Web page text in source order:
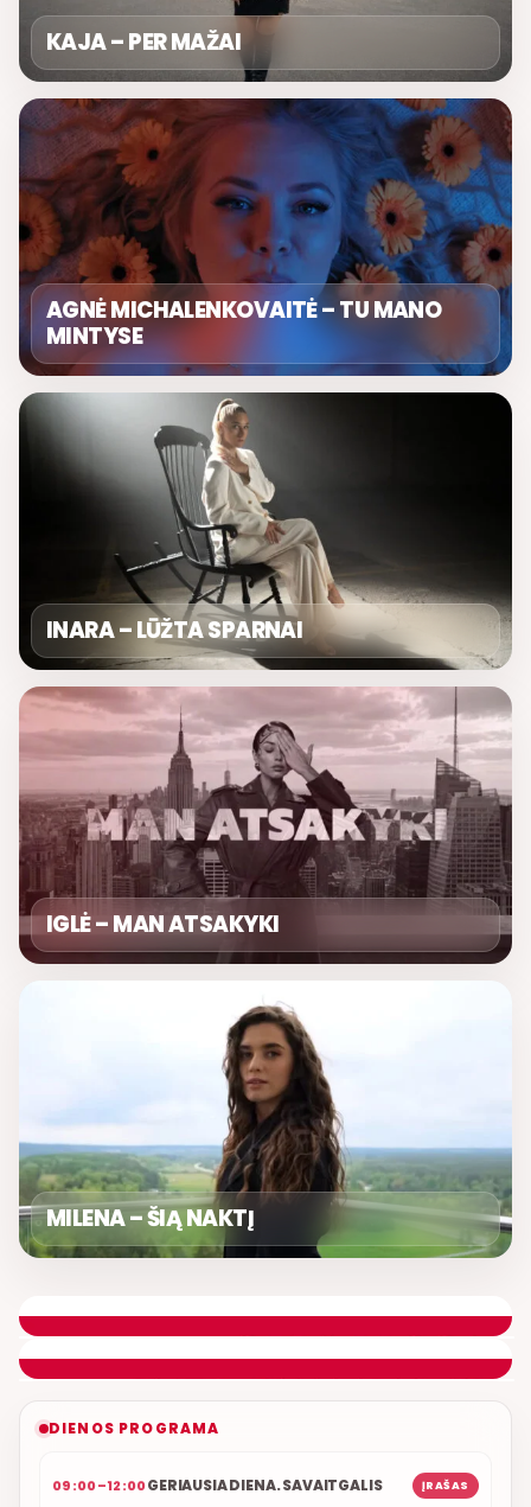
KAJA – PER MAŽAI
AGNĖ MICHALENKOVAITĖ – TU MANO
MINTYSE
INARA – LŪŽTA SPARNAI
IGLĖ – MAN ATSAKYKI
MILENA – ŠIĄ NAKTĮ
DIENOS PROGRAMA
09:00–12:00GERIAUSIA DIENA. SAVAITGALIS ĮRAŠAS